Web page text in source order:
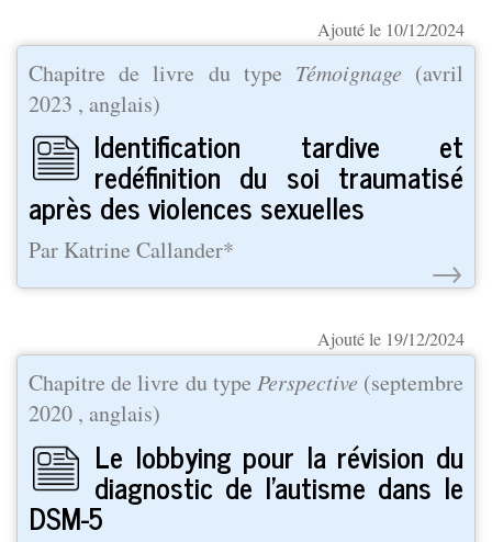
Ajouté le 10/12/2024
Chapitre de livre du type Témoignage (avril
2023 , anglais)
Identification tardive et
redéfinition du soi traumatisé
après des violences sexuelles
Par Katrine Callander* →
Ajouté le 19/12/2024
Chapitre de livre du type Perspective (septembre
2020 , anglais)
Le lobbying pour la révision du
diagnostic de l'autisme dans le
DSM-5